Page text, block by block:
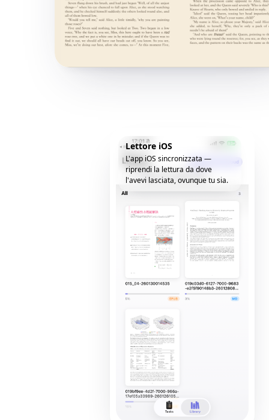
Lettore iOS
L'app iOS sincronizzata —
riprendi la lettura da dove
l'avevi lasciata, ovunque tu sia.